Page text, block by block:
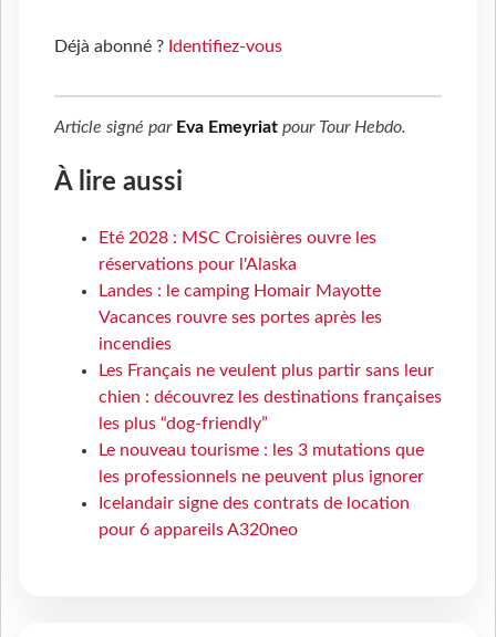
Déjà abonné ? Identifiez-vous
Article signé par Eva Emeyriat pour Tour Hebdo.
À lire aussi
Eté 2028 : MSC Croisières ouvre les
réservations pour l'Alaska
Landes : le camping Homair Mayotte
Vacances rouvre ses portes après les
incendies
Les Français ne veulent plus partir sans leur
chien : découvrez les destinations françaises
les plus “dog-friendly”
Le nouveau tourisme : les 3 mutations que
les professionnels ne peuvent plus ignorer
Icelandair signe des contrats de location
pour 6 appareils A320neo